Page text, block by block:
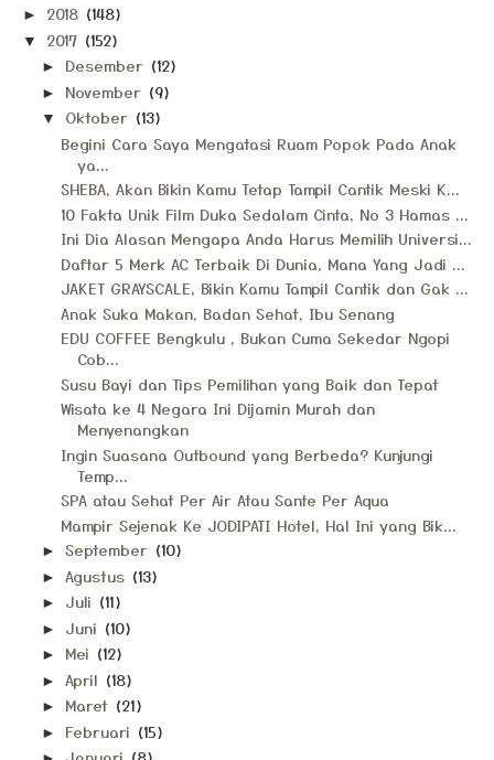
► 2018 (148)
▼ 2017 (152)
► Desember (12)
► November (9)
▼ Oktober (13)
Begini Cara Saya Mengatasi Ruam Popok Pada Anak
ya...
SHEBA, Akan Bikin Kamu Tetap Tampil Cantik Meski K...
10 Fakta Unik Film Duka Sedalam Cinta, No 3 Hamas ...
Ini Dia Alasan Mengapa Anda Harus Memilih Universi...
Daftar 5 Merk AC Terbaik Di Dunia, Mana Yang Jadi ...
JAKET GRAYSCALE, Bikin Kamu Tampil Cantik dan Gak ...
Anak Suka Makan, Badan Sehat, Ibu Senang
EDU COFFEE Bengkulu , Bukan Cuma Sekedar Ngopi
Cob...
Susu Bayi dan Tips Pemilihan yang Baik dan Tepat
Wisata ke 4 Negara Ini Dijamin Murah dan
Menyenangkan
Ingin Suasana Outbound yang Berbeda? Kunjungi
Temp...
SPA atau Sehat Per Air Atau Sante Per Aqua
Mampir Sejenak Ke JODIPATI Hotel, Hal Ini yang Bik...
► September (10)
► Agustus (13)
► Juli (11)
► Juni (10)
► Mei (12)
► April (18)
► Maret (21)
► Februari (15)